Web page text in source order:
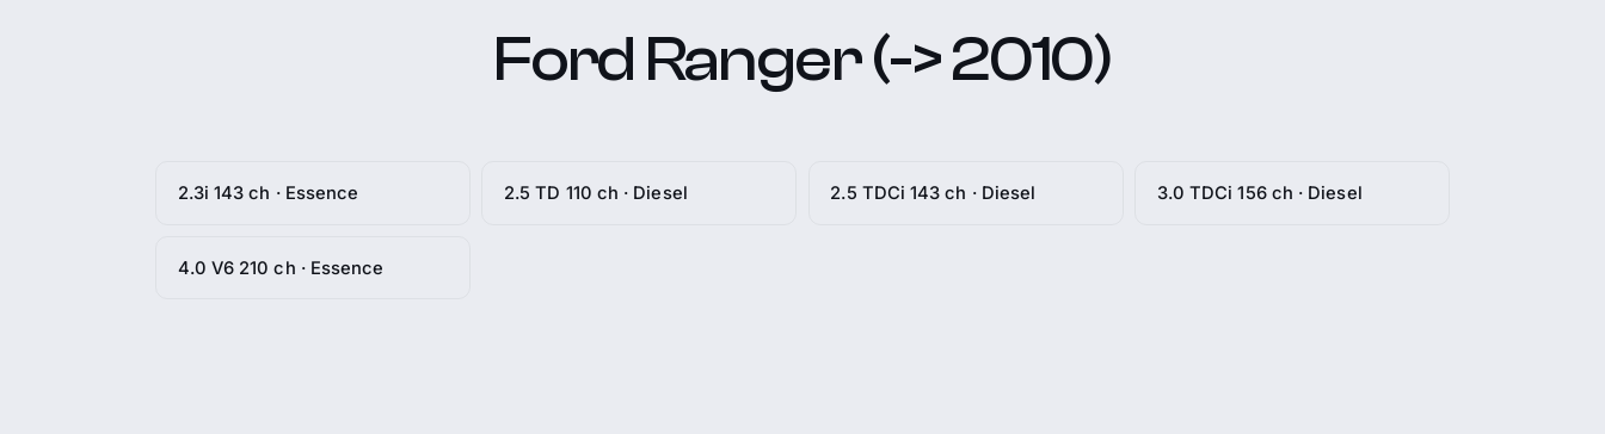
Ford Ranger (-> 2010)
2.3i 143 ch · Essence 2.5 TD 110 ch · Diesel 2.5 TDCi 143 ch · Diesel 3.0 TDCi 156 ch · Diesel
4.0 V6 210 ch · Essence